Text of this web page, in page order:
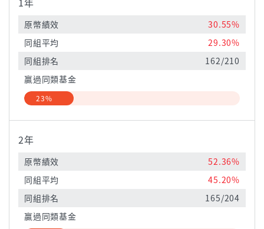
原幣績效
30.55%
同組平均
29.30%
同組排名
162/210
贏過同類基金
23%
2年
原幣績效
52.36%
同組平均
45.20%
同組排名
165/204
贏過同類基金